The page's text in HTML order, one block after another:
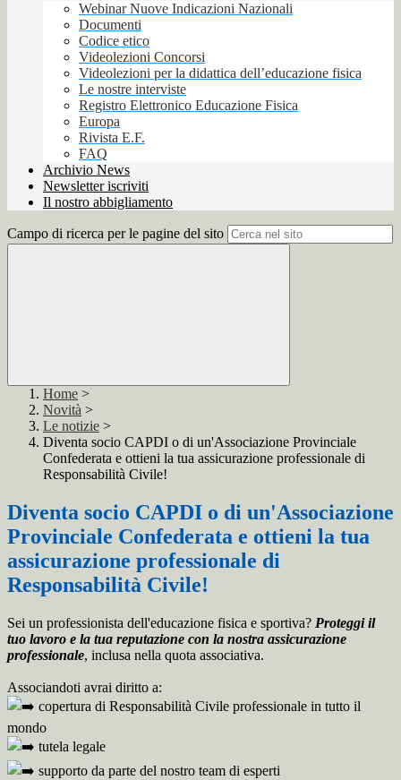
Webinar Nuove Indicazioni Nazionali
Documenti
Codice etico
Videolezioni Concorsi
Videolezioni per la didattica dell’educazione fisica
Le nostre interviste
Registro Elettronico Educazione Fisica
Europa
Rivista E.F.
FAQ
Archivio News
Newsletter iscriviti
Il nostro abbigliamento
Campo di ricerca per le pagine del sito
Home >
Novità >
Le notizie >
Diventa socio CAPDI o di un'Associazione Provinciale
Confederata e ottieni la tua assicurazione professionale di
Responsabilità Civile!
Diventa socio CAPDI o di un'Associazione
Provinciale Confederata e ottieni la tua
assicurazione professionale di
Responsabilità Civile!
Sei un professionista dell'educazione fisica e sportiva? Proteggi il
tuo lavoro e la tua reputazione con la nostra assicurazione
professionale, inclusa nella quota associativa.
Associandoti avrai diritto a:
copertura di Responsabilità Civile professionale in tutto il
mondo
tutela legale
supporto da parte del nostro team di esperti